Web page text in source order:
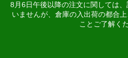
8月6日午後以降の注文に関しては
いませんが、倉庫の入出荷の都合
ことご了解く